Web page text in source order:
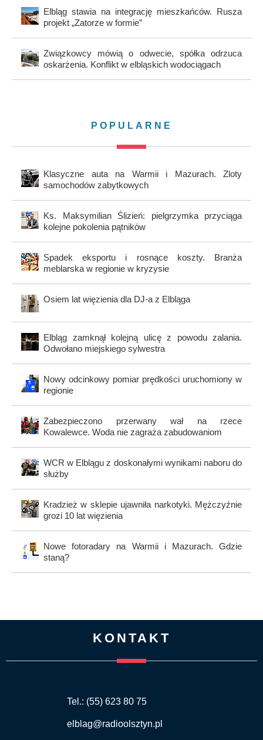
Elbląg stawia na integrację mieszkańców. Rusza
projekt „Zatorze w formie”
Związkowcy mówią o odwecie, spółka odrzuca
oskarżenia. Konflikt w elbląskich wodociągach
POPULARNE
Klasyczne auta na Warmii i Mazurach. Zloty
samochodów zabytkowych
Ks. Maksymilian Ślizień: pielgrzymka przyciąga
kolejne pokolenia pątników
Spadek eksportu i rosnące koszty. Branża
meblarska w regionie w kryzysie
Osiem lat więzienia dla DJ-a z Elbląga
Elbląg zamknął kolejną ulicę z powodu zalania.
Odwołano miejskiego sylwestra
Nowy odcinkowy pomiar prędkości uruchomiony w
regionie
Zabezpieczono przerwany wał na rzece
Kowalewce. Woda nie zagraża zabudowaniom
WCR w Elblągu z doskonałymi wynikami naboru do
służby
Kradzież w sklepie ujawniła narkotyki. Mężczyźnie
grozi 10 lat więzienia
Nowe fotoradary na Warmii i Mazurach. Gdzie
staną?
KONTAKT
Tel.: (55) 623 80 75
elblag@radioolsztyn.pl